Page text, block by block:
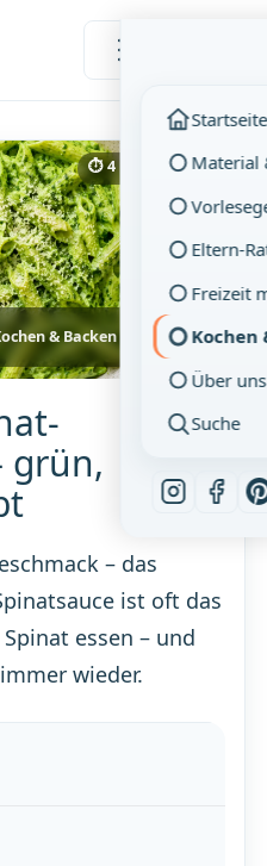
Startseite
Material
Eltern-
Freizeit
Kochen
Über uns
Suche
& Backen mit Kindern
⏱ 4 Min. Lesezeit
grün,
– das
ist oft das
essen – und
wieder.